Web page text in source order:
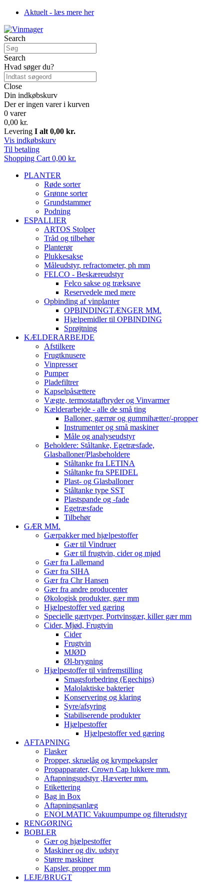
Aktuelt - læs mere her
Search
Search
Hvad søger du?
Close
Din indkøbskurv
Der er ingen varer i kurven
0 varer
0,00 kr.
Levering I alt 0,00 kr.
Vis indkøbskurv
Til betaling
Shopping Cart 0,00 kr.
PLANTER
Røde sorter
Grønne sorter
Grundstammer
Podning
ESPALLIER
ARTOS Stolper
Tråd og tilbehør
Planterør
Plukkesakse
Måleudstyr, refractometer, ph mm
FELCO - Beskæreudstyr
Felco sakse og træksave
Reservedele med mere
Opbinding af vinplanter
OPBINDINGTÆNGER MM.
Hjælpemidler til OPBINDING
Sprøjtning
KÆLDERARBEJDE
Afstilkere
Frugtknusere
Vinpresser
Pumper
Pladefiltrer
Kapselpåsættere
Vægte, termostatafbryder og Vinvarmer
Kælderarbejde - alle de små ting
Balloner, gærrør og gummihætter/-propper
Instrumenter og små maskiner
Måle og analyseudstyr
Beholdere: Ståltanke, Egetræsfade,
Glasballoner/Plasbeholdere
Ståltanke fra LETINA
Ståltanke fra SPEIDEL
Plast- og Glasballoner
Ståltanke type SST
Plastspande og -fade
Egetræsfade
Tilbehør
GÆR MM.
Gærpakker med hjælpestoffer
Gær til Vindruer
Gær til frugtvin, cider og mjød
Gær fra Lallemand
Gær fra SIHA
Gær fra Chr Hansen
Gær fra andre producenter
Økologisk produkter, gær mm
Hjælpestoffer ved gæring
Specielle gærtyper, Portvinsgær, killer gær mm
Cider, Mjød, Frugtvin
Cider
Frugtvin
MJØD
Øl-brygning
Hjælpestoffer til vinfremstilling
Smagsforbedring (Egechips)
Malolaktiske bakterier
Konservering og klaring
Syre/afsyring
Stabiliserende produkter
Hjælpestoffer
Hjælpestoffer ved gæring
AFTAPNING
Flasker
Propper, skruelåg og krympekapsler
Propapparater, Crown Cap lukkere mm.
Aftapningsudstyr ,Hæverter mm.
Etikettering
Bag in Box
Aftapningsanlæg
ENOLMATIC Vakuumpumpe og filterudstyr
RENGØRING
BOBLER
Gær og hjælpestoffer
Maskiner og div. udstyr
Større maskiner
Kapsler, propper mm
LEJE/BRUGT